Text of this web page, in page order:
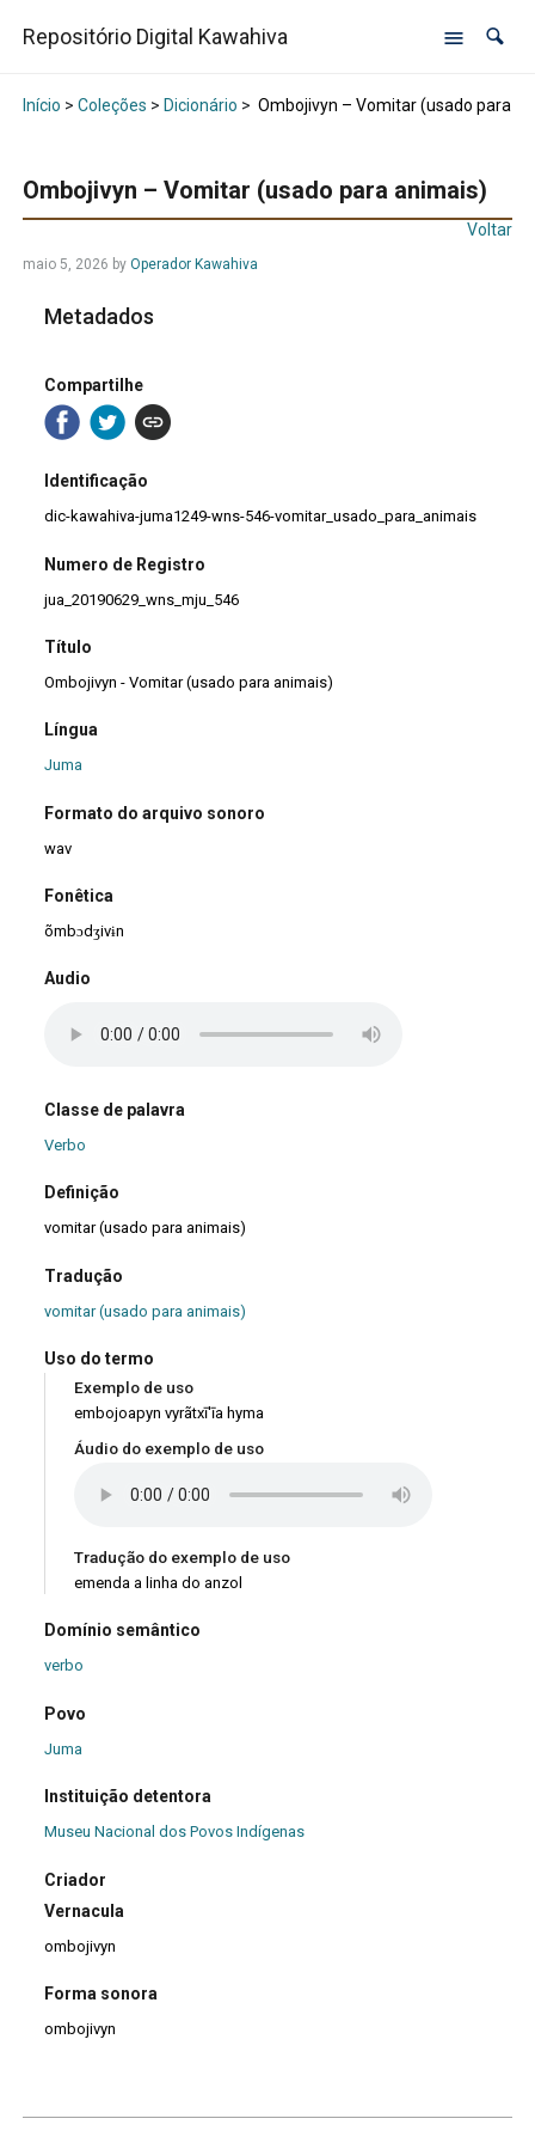
Repositório Digital Kawahiva
Início > Coleções > Dicionário > Ombojivyn – Vomitar (usado para
Ombojivyn – Vomitar (usado para animais)
Voltar
maio 5, 2026 by Operador Kawahiva
Metadados
Compartilhe
Identificação
dic-kawahiva-juma1249-wns-546-vomitar_usado_para_animais
Numero de Registro
jua_20190629_wns_mju_546
Título
Ombojivyn - Vomitar (usado para animais)
Língua
Juma
Formato do arquivo sonoro
wav
Fonêtica
õmbɔdʒivɨn
Audio
Classe de palavra
Verbo
Definição
vomitar (usado para animais)
Tradução
vomitar (usado para animais)
Uso do termo
Exemplo de uso
embojoapyn vyrãtxī'īa hyma
Áudio do exemplo de uso
Tradução do exemplo de uso
emenda a linha do anzol
Domínio semântico
verbo
Povo
Juma
Instituição detentora
Museu Nacional dos Povos Indígenas
Criador
Vernacula
ombojivyn
Forma sonora
ombojivyn